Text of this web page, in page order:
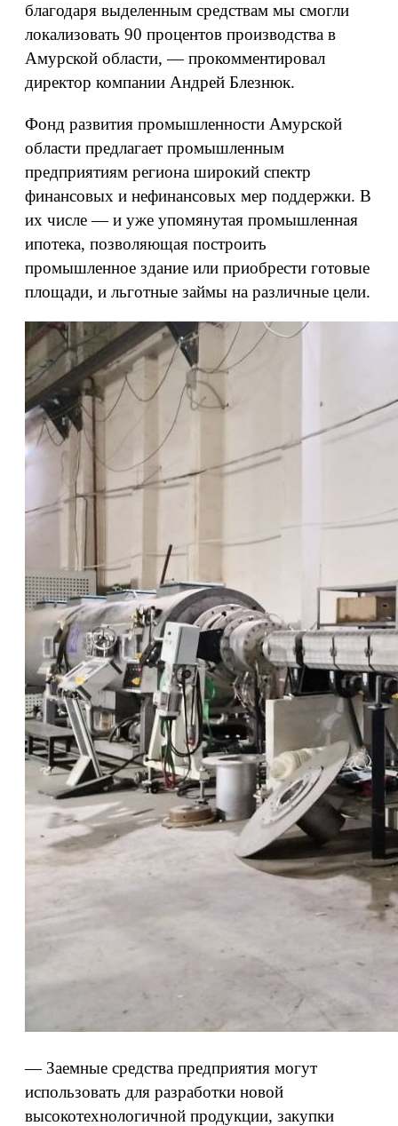
благодаря выделенным средствам мы смогли
локализовать 90 процентов производства в
Амурской области, — прокомментировал
директор компании Андрей Блезнюк.
Фонд развития промышленности Амурской
области предлагает промышленным
предприятиям региона широкий спектр
финансовых и нефинансовых мер поддержки. В
их числе — и уже упомянутая промышленная
ипотека, позволяющая построить
промышленное здание или приобрести готовые
площади, и льготные займы на различные цели.
— Заемные средства предприятия могут
использовать для разработки новой
высокотехнологичной продукции, закупки